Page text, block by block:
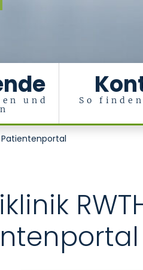
und
So
Patientenportal